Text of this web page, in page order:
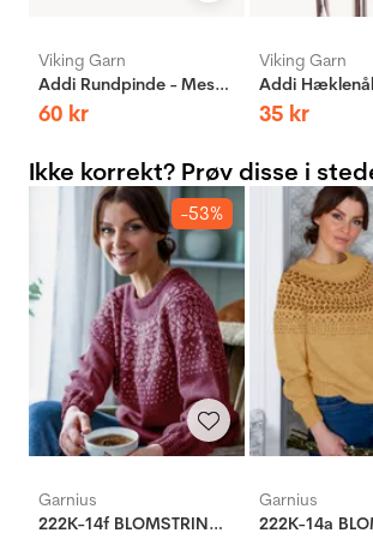
Viking Garn
Addi Rundpinde - Messing
60 kr
Viking Garn
Addi
35 kr
Ikke korrekt? Prøv disse i
-53%
Garnius
222K-14f BLOMSTRING genser (Woolevo)
Garnius